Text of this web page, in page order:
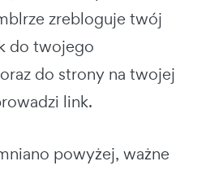
zrebloguje twój
do twojego
do strony na twojej
link.
powyżej, ważne